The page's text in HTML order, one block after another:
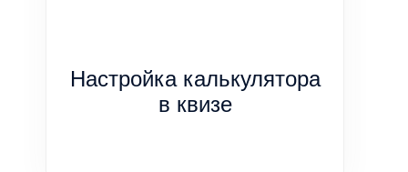
Настройка калькулятора
в квизе